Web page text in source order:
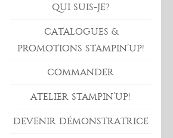
QUI SUIS-JE?
CATALOGUES &
PROMOTIONS STAMPIN’UP!
COMMANDER
ATELIER STAMPIN’UP!
DEVENIR DÉMONSTRATRICE